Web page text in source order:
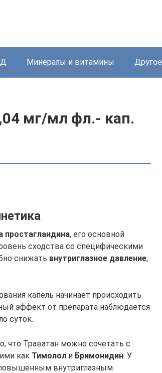
Минералы и витамины Другое
мг/мл фл.- кап.
простагландина, его основной
сходства со специфическими
снижать внутриглазное давление,
капель начинает происходить
эффект от препарата наблюдается
суток.
что Траватан можно сочетать с
как Тимолол и Бримонидин. У
внутриглазным